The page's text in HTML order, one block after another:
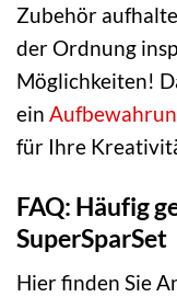
Zubehör
der Ordnung
Möglichkeiten!
ein
für Ihre
FAQ: Häufig
SuperSparSet
Hier finden Sie